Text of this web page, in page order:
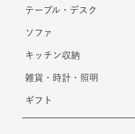
テーブル・デスク
ソファ
キッチン収納
雑貨・時計・照明
ギフト